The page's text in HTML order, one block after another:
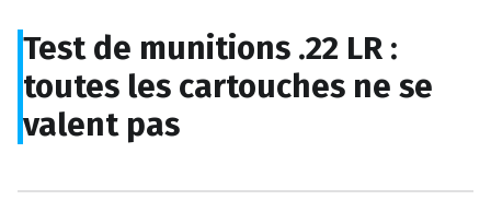
Test de munitions .22 LR :
toutes les cartouches ne se
valent pas